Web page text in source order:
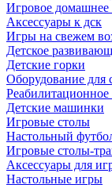
Игровое домашнее
Аксессуары к дск
Игры на свежем
Детское
Детские горки
Оборудование для
Реабилитационное
Детские машинки
Игровые столы
Настольный
Игровые столы-
Аксессуары для
Настольные игры